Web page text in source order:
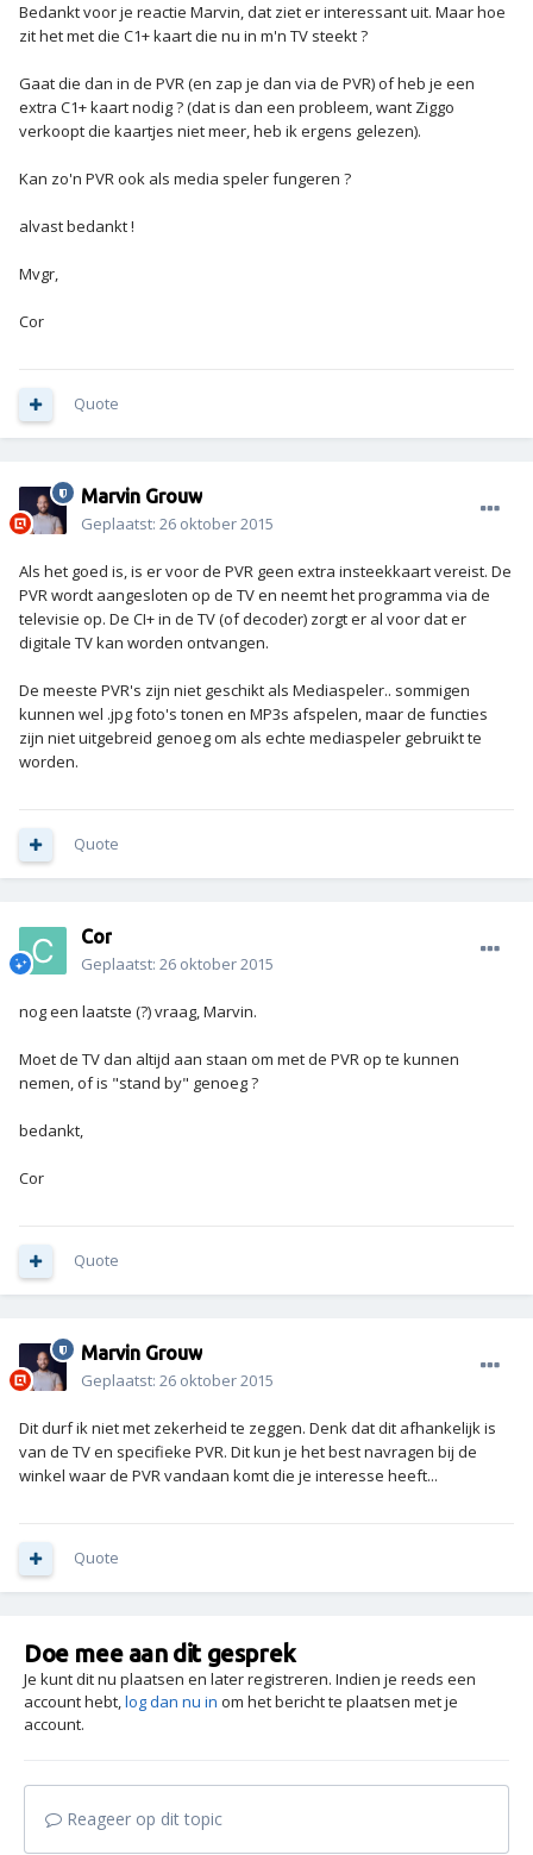
Bedankt voor je reactie Marvin, dat ziet er interessant uit. Maar hoe
zit het met die C1+ kaart die nu in m'n TV steekt ?
Gaat die dan in de PVR (en zap je dan via de PVR) of heb je een
extra C1+ kaart nodig ? (dat is dan een probleem, want Ziggo
verkoopt die kaartjes niet meer, heb ik ergens gelezen).
Kan zo'n PVR ook als media speler fungeren ?
alvast bedankt !
Mvgr,
Cor
Quote
Marvin Grouw
Geplaatst: 26 oktober 2015
Als het goed is, is er voor de PVR geen extra insteekkaart vereist. De
PVR wordt aangesloten op de TV en neemt het programma via de
televisie op. De CI+ in de TV (of decoder) zorgt er al voor dat er
digitale TV kan worden ontvangen.
De meeste PVR's zijn niet geschikt als Mediaspeler.. sommigen
kunnen wel .jpg foto's tonen en MP3s afspelen, maar de functies
zijn niet uitgebreid genoeg om als echte mediaspeler gebruikt te
worden.
Quote
Cor
Geplaatst: 26 oktober 2015
nog een laatste (?) vraag, Marvin.
Moet de TV dan altijd aan staan om met de PVR op te kunnen
nemen, of is "stand by" genoeg ?
bedankt,
Cor
Quote
Marvin Grouw
Geplaatst: 26 oktober 2015
Dit durf ik niet met zekerheid te zeggen. Denk dat dit afhankelijk is
van de TV en specifieke PVR. Dit kun je het best navragen bij de
winkel waar de PVR vandaan komt die je interesse heeft...
Quote
Doe mee aan dit gesprek
Je kunt dit nu plaatsen en later registreren. Indien je reeds een
account hebt,log dan nu in om het bericht te plaatsen met je
account.
Reageer op dit topic